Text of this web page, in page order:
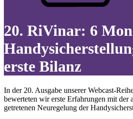
20. RiVinar: 6
erste Bilanz
In der 20. Ausgabe unserer Webcast-
bewerteten wir erste Erfahrungen mit der
getretenen Neuregelung der